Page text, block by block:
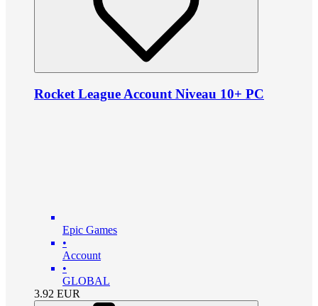
Rocket League Account Niveau 10+ PC
Epic Games
•
Account
•
GLOBAL
3.92 EUR